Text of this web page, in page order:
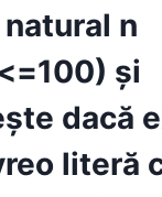
TASTATURĂ.
NUMERELE
PRIME
GENERATE
VOR
n
şi
dacă
literă